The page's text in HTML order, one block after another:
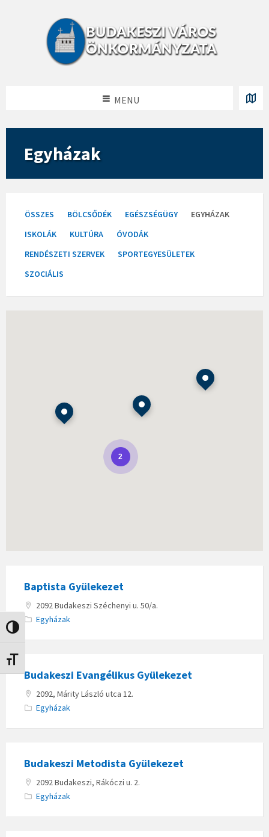
Nagy kontraszt váltása
Betűméret váltása
MENU
Egyházak
Categories:
ÖSSZES BÖLCSŐDÉK EGÉSZSÉGÜGY
EGYHÁZAK
ISKOLÁK
KULTÚRA
ÓVODÁK
RENDÉSZETI SZERVEK
SPORTEGYESÜLETEK
SZOCIÁLIS
2
Baptista Gyülekezet
2092 Budakeszi Széchenyi u. 50/a.
Egyházak
Budakeszi Evangélikus Gyülekezet
2092, Márity László utca 12.
Egyházak
Budakeszi Metodista Gyülekezet
2092 Budakeszi, Rákóczi u. 2.
Egyházak